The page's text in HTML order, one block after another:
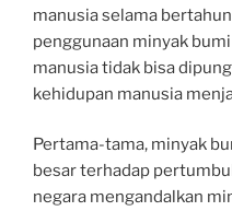
manusia selama
penggunaan minyak
manusia tidak bisa
kehidupan manusia
Pertama-tama, minyak
besar terhadap
negara mengandalkan